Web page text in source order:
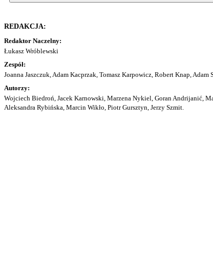
REDAKCJA:
Redaktor Naczelny:
Łukasz Wróblewski
Zespół:
Joanna Jaszczuk, Adam Kacprzak, Tomasz Karpowicz, Robert Knap,
Autorzy:
Wojciech Biedroń, Jacek Karnowski, Marzena Nykiel, Goran Andrijanić,
Aleksandra Rybińska, Marcin Wikło, Piotr Gursztyn, Jerzy Szmit.